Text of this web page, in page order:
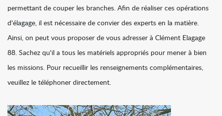
permettant de couper les branches. Afin de réaliser ces opérations
d'élagage, il est nécessaire de convier des experts en la matière.
Ainsi, on peut vous proposer de vous adresser à Clément Elagage
88. Sachez qu'il a tous les matériels appropriés pour mener à bien
les missions. Pour recueillir les renseignements complémentaires,
veuillez le téléphoner directement.